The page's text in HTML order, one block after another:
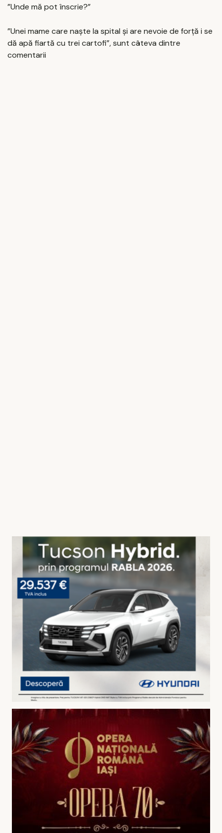
”Unde mă pot înscrie?”
”Unei mame care naște la spital și are nevoie de forță i se
dă apă fiartă cu trei cartofi”, sunt câteva dintre
comentarii